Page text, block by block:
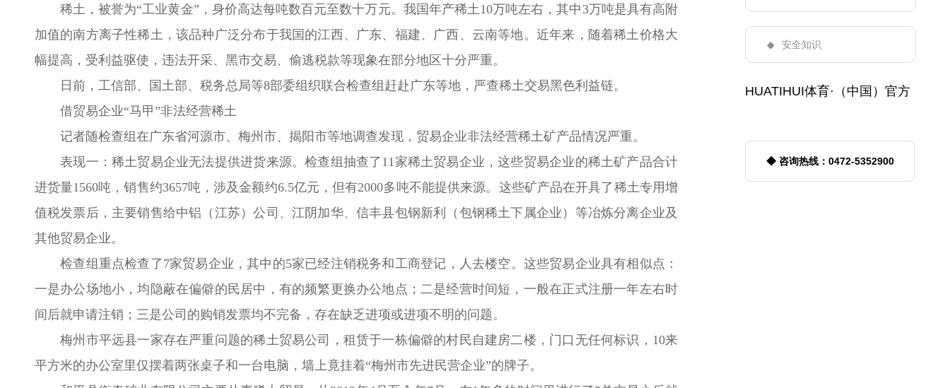
安全知识
HUATIHUI体育·（中国）官方
◆ 咨询热线：0472-5352900
稀土，被誉为“工业黄金”，身价高达每吨数百元至数十万元。我国年产稀土10万吨左右，其中3万吨是具有高附
加值的南方离子性稀土，该品种广泛分布于我国的江西、广东、福建、广西、云南等地。近年来，随着稀土价格大
幅提高，受利益驱使，违法开采、黑市交易、偷逃税款等现象在部分地区十分严重。
日前，工信部、国土部、税务总局等8部委组织联合检查组赶赴广东等地，严查稀土交易黑色利益链。
借贸易企业“马甲”非法经营稀土
记者随检查组在广东省河源市、梅州市、揭阳市等地调查发现，贸易企业非法经营稀土矿产品情况严重。
表现一：稀土贸易企业无法提供进货来源。检查组抽查了11家稀土贸易企业，这些贸易企业的稀土矿产品合计
进货量1560吨，销售约3657吨，涉及金额约6.5亿元，但有2000多吨不能提供来源。这些矿产品在开具了稀土专用增
值税发票后，主要销售给中铝（江苏）公司、江阴加华、信丰县包钢新利（包钢稀土下属企业）等冶炼分离企业及
其他贸易企业。
检查组重点检查了7家贸易企业，其中的5家已经注销税务和工商登记，人去楼空。这些贸易企业具有相似点：
一是办公场地小，均隐蔽在偏僻的民居中，有的频繁更换办公地点；二是经营时间短，一般在正式注册一年左右时
间后就申请注销；三是公司的购销发票均不完备，存在缺乏进项或进项不明的问题。
梅州市平远县一家存在严重问题的稀土贸易公司，租赁于一栋偏僻的村民自建房二楼，门口无任何标识，10来
平方米的办公室里仅摆着两张桌子和一台电脑，墙上竟挂着“梅州市先进民营企业”的牌子。